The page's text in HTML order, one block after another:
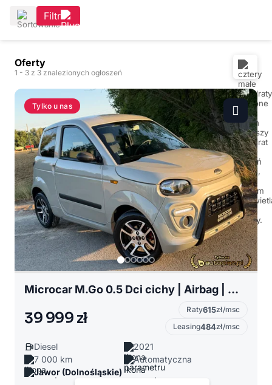
Filtr
Oferty
1 - 3 z 3 znalezionych ogłoszeń
Tylko u nas
Microcar M.Go 0.5 Dci cichy | Airbag | Wspomganie | Led | Alu 14 | 7000 KM | AM 14 lat
39 999 zł Raty615zł/msc
Leasing484zł/msc
Diesel
2021
7 000 km
Automatyczna
Jawor (Dolnośląskie)